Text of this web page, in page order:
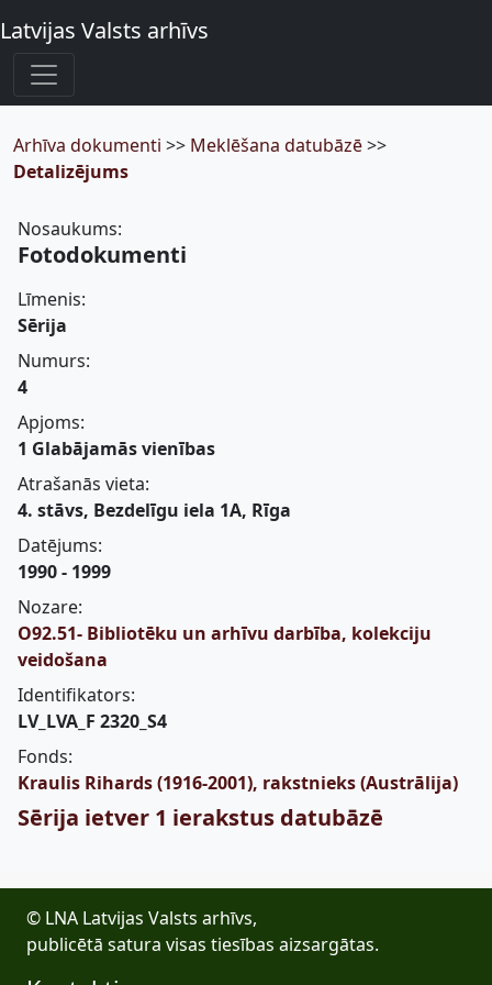
Latvijas Valsts arhīvs
Arhīva dokumenti >> Meklēšana datubāzē>>
Detalizējums
Nosaukums:
Fotodokumenti
Līmenis:
Sērija
Numurs:
4
Apjoms:
1 Glabājamās vienības
Atrašanās vieta:
4. stāvs, Bezdelīgu iela 1A, Rīga
Datējums:
1990 - 1999
Nozare:
O92.51- Bibliotēku un arhīvu darbība, kolekciju
veidošana
Identifikators:
LV_LVA_F 2320_S4
Fonds:
Kraulis Rihards (1916-2001), rakstnieks (Austrālija)
Sērija ietver 1 ierakstus datubāzē
© LNA Latvijas Valsts arhīvs,
publicētā satura visas tiesības aizsargātas.